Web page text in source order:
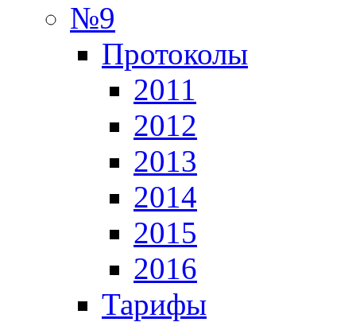
№9
Протоколы
2011
2012
2013
2014
2015
2016
Тарифы